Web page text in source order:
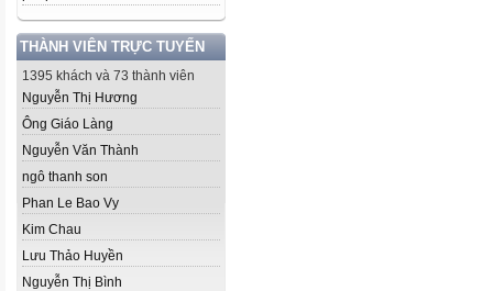
THÀNH VIÊN TRỰC TUYẾN
1395 khách và 73 thành viên
Nguyễn Thị Hương
Ông Giáo Làng
Nguyễn Văn Thành
ngô thanh son
Phan Le Bao Vy
Kim Chau
Lưu Thảo Huyền
Nguyễn Thị Bình